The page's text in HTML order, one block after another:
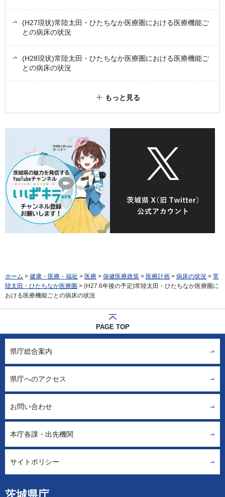
(H27現状)常陸太田・ひたちなか医療圏における医療機能ご
との病床の状況
(H28現状)常陸太田・ひたちなか医療圏における医療機能ご
との病床の状況
もっと見る
ホーム > 健康・医療・福祉 > 医療 > 保健医療政策 > 医療計画 > 病床の状況 > 常
陸太田・ひたちなか医療圏 > (H27.6年後の予定)常陸太田・ひたちなか医療圏に
おける医療機能ごとの病床の状況
PAGE TOP
県庁総合案内
県庁へのアクセス
お問い合わせ
本庁各課・出先機関
サイトポリシー